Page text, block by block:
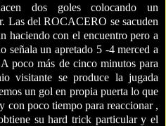
dos goles colocando un
Las del ROCACERO se sacuden
haciendo con el encuentro pero a
señala un apretado 5 -4 merced a
poco más de cinco minutos para
visitante se produce la jugada
un gol en propia puerta lo que
con poco tiempo para reaccionar ,
su hard trick particular y el